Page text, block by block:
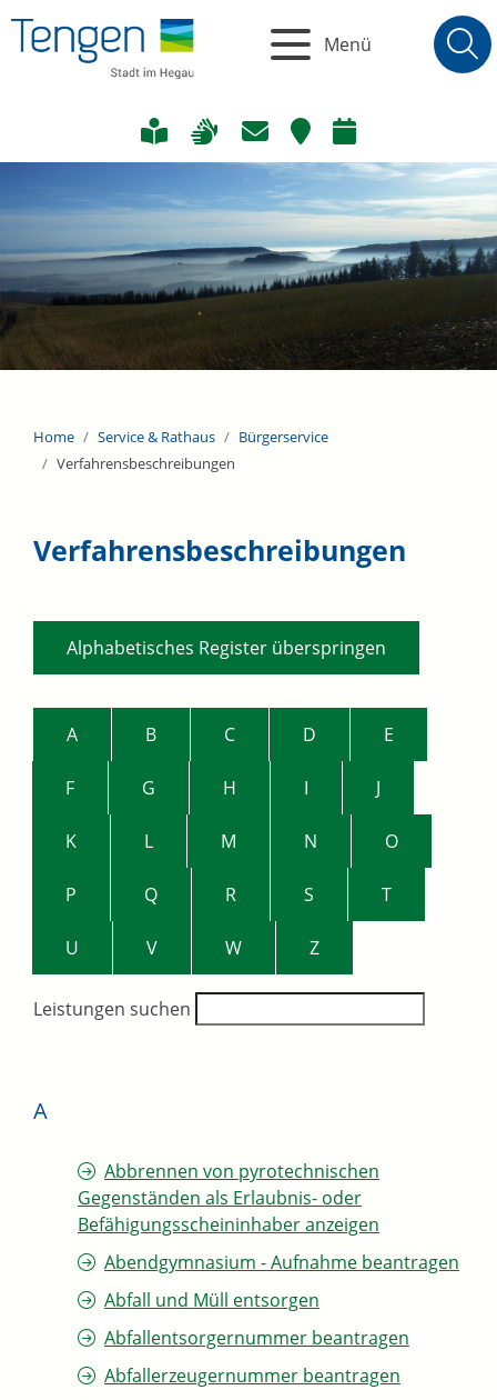
Menü
Home Service & Rathaus
Bürgerservice
Verfahrensbeschreibungen
Verfahrensbeschreibungen
Alphabetisches Register überspringen
A B C D E
F G H I J
K L M N O
P Q R S T
U V W Z
Leistungen suchen
A
Abbrennen von pyrotechnischen
Gegenständen als Erlaubnis- oder
Befähigungsscheininhaber anzeigen
Abendgymnasium - Aufnahme beantragen
Abfall und Müll entsorgen
Abfallentsorgernummer beantragen
Abfallerzeugernummer beantragen